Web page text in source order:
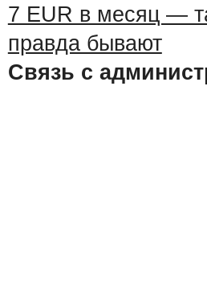
Связь с